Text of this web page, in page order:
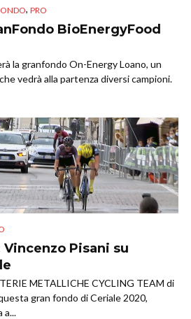
, PRO
BioEnergyFood
la granfondo On-Energy Loano, un
vedrà alla partenza diversi campioni.
Vincenzo Pisani su
METALLICHE CYCLING TEAM di
gran fondo di Ceriale 2020,
a...